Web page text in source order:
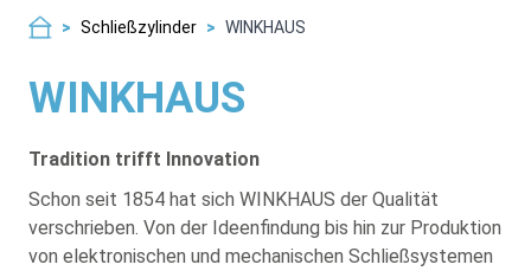
> Schließzylinder > WINKHAUS
WINKHAUS
Tradition trifft Innovation
Schon seit 1854 hat sich WINKHAUS der Qualität
verschrieben. Von der Ideenfindung bis hin zur Produktion
von elektronischen und mechanischen Schließsystemen